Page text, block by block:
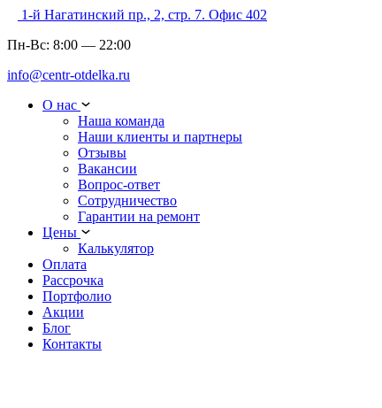
1-й Нагатинский пр., 2, стр. 7. Офис 402
Пн-Вс: 8:00 — 22:00
info@centr-otdelka.ru
О нас
Наша команда
Наши клиенты и партнеры
Отзывы
Вакансии
Вопрос-ответ
Сотрудничество
Гарантии на ремонт
Цены
Калькулятор
Оплата
Рассрочка
Портфолио
Акции
Блог
Контакты